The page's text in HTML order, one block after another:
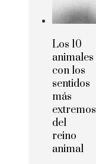
Los 10
animales
con los
sentidos
más
extremos
del
reino
animal